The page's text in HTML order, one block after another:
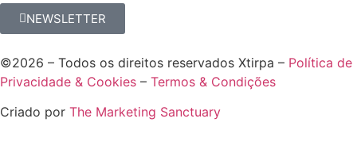
NEWSLETTER
©2026 – Todos os direitos reservados Xtirpa – Política de
Privacidade & Cookies – Termos & Condições
Criado por The Marketing Sanctuary